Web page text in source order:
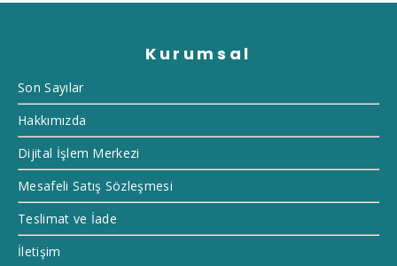
Kurumsal
Son Sayılar
Hakkımızda
Dijital İşlem Merkezi
Mesafeli Satış Sözleşmesi
Teslimat ve İade
İletişim